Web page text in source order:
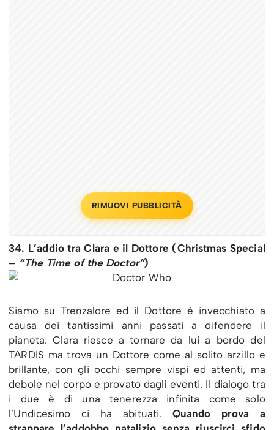
RIMUOVI PUBBLICITÀ
34. L’addio tra Clara e il Dottore (Christmas Special
– “The Time of the Doctor”)
Siamo su Trenzalore ed il Dottore è invecchiato a
causa dei tantissimi anni passati a difendere il
pianeta. Clara riesce a tornare da lui a bordo del
TARDIS ma trova un Dottore come al solito arzillo e
brillante, con gli occhi sempre vispi ed attenti, ma
debole nel corpo e provato dagli eventi. Il dialogo tra
i due è di una tenerezza infinita come solo
l’Undicesimo ci ha abituati. Quando prova a